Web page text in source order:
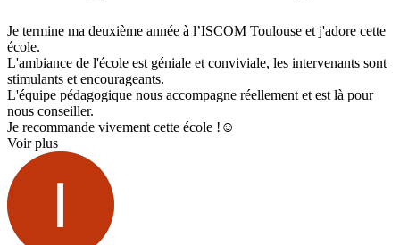
Je termine ma deuxième année à l’ISCOM Toulouse et j'adore cette
école.
L'ambiance de l'école est géniale et conviviale, les intervenants sont
stimulants et encourageants.
L'équipe pédagogique nous accompagne réellement et est là pour
nous conseiller.
Je recommande vivement cette école !☺️
Voir plus